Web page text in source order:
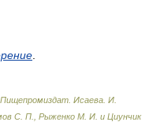
Пищепромиздат Исаева. И.
С. П., Рыженко М. И. и Циунчик